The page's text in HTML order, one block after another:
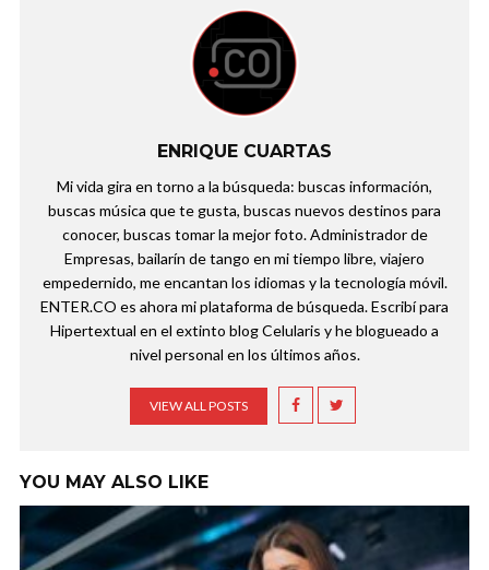
ENRIQUE CUARTAS
Mi vida gira en torno a la búsqueda: buscas información,
buscas música que te gusta, buscas nuevos destinos para
conocer, buscas tomar la mejor foto. Administrador de
Empresas, bailarín de tango en mi tiempo libre, viajero
empedernido, me encantan los idiomas y la tecnología móvil.
ENTER.CO es ahora mi plataforma de búsqueda. Escribí para
Hipertextual en el extinto blog Celularis y he blogueado a
nivel personal en los últimos años.
VIEW ALL POSTS
YOU MAY ALSO LIKE